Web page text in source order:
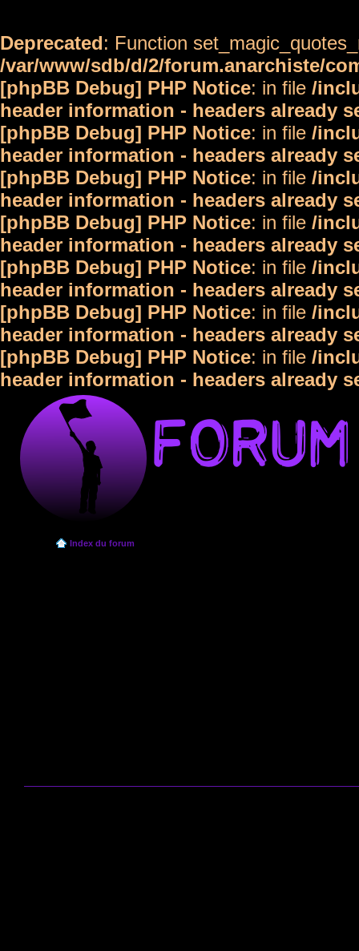
Deprecated: Function
/var/www/sdb/d/2/forum.anarchiste/
[phpBB Debug] PHP Notice: in file /
header information - headers already
[phpBB Debug] PHP Notice: in file /
header information - headers already
[phpBB Debug] PHP Notice: in file /
header information - headers already
[phpBB Debug] PHP Notice: in file /
header information - headers already
[phpBB Debug] PHP Notice: in file /
header information - headers already
[phpBB Debug] PHP Notice: in file /
header information - headers already
[phpBB Debug] PHP Notice: in file /
header information - headers already
Index du forum